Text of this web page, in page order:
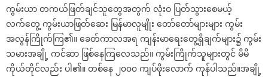
ကွမ်းယာ တကယ်ဖြတ်ချင်သူတွေအတွက် လုံးဝ ပြတ်သွားစေမယ့်
လက်တွေ့ ကွမ်းယာဖြတ်ဆေး မြန်မာလူမျိုး တော်တော်များများ ကွမ်း
အလွန်ကြိုက်ကြ၏။ ခေတ်ကာလအရ ကျန်းမာရေးတွေ့ရှိချက်များ၌ ကွမ်း
သမားအချို့ ကင်ဆာ ဖြစ်နေကြလေသည်။ ကွမ်းကြိုက်သူများတွင် မိမိ
ကိုယ်တိုင်လည်း ပါ၏။ တစ်နေ ၂၀၀၀ ကျပ်ဖိုးလောက် ကုန်ပါသည်။အချို့